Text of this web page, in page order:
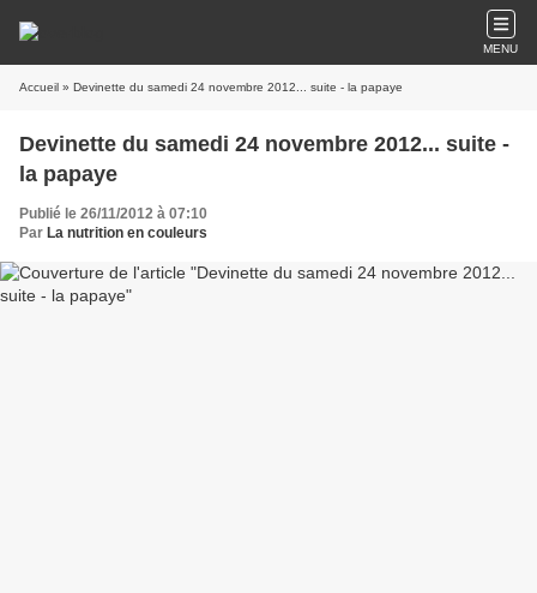
MENU
Accueil » Devinette du samedi 24 novembre 2012... suite - la papaye
Devinette du samedi 24 novembre 2012... suite -
la papaye
Publié le 26/11/2012 à 07:10
Par La nutrition en couleurs